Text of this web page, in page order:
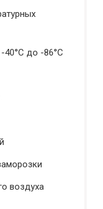
до -86°C
воздуха